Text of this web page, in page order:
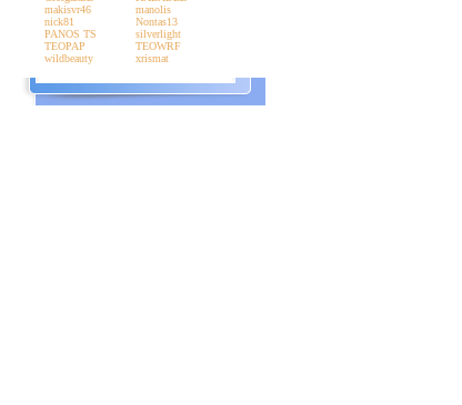
makisvr46
manolis
nick81
Nontas13
PANOS TS
silverlight
TEOPAP
TEOWRF
wildbeauty
xrismat